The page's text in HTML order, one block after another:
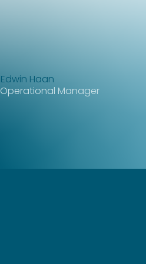
Edwin Haan
Operational Manager